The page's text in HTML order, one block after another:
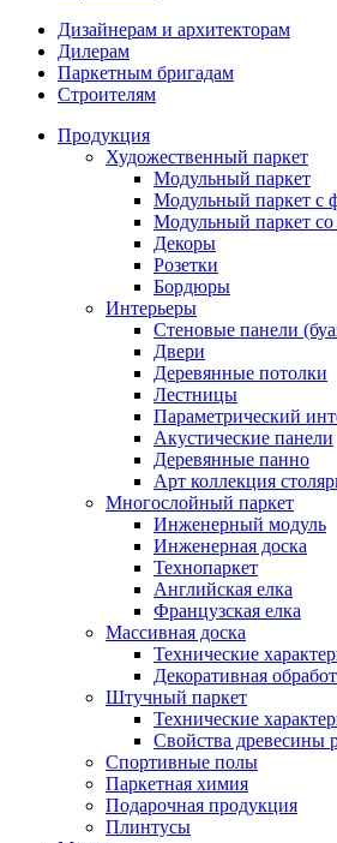
Дизайнерам и архитекторам
Дилерам
Паркетным бригадам
Строителям
Продукция
Художественный паркет
Модульный паркет
Модульный паркет
Модульный паркет со
Декоры
Розетки
Бордюры
Интерьеры
Стеновые панели
Двери
Деревянные потолки
Лестницы
Параметрический
Акустические панели
Деревянные панно
Арт коллекция
Многослойный паркет
Инженерный модуль
Инженерная доска
Технопаркет
Английская елка
Французская елка
Массивная доска
Технические
Декоративная
Штучный паркет
Технические
Свойства древесины
Спортивные полы
Паркетная химия
Подарочная продукция
Плинтусы